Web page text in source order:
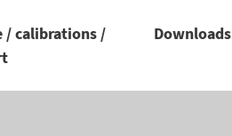
/ calibrations /
Downloads